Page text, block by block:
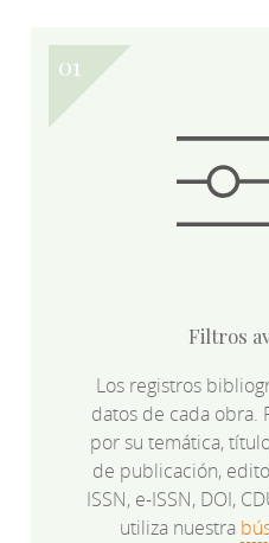
Filtros
Los registros
datos de cada obra.
por su temática,
de publicación,
ISSN, e-ISSN, DOI,
utiliza nuestra